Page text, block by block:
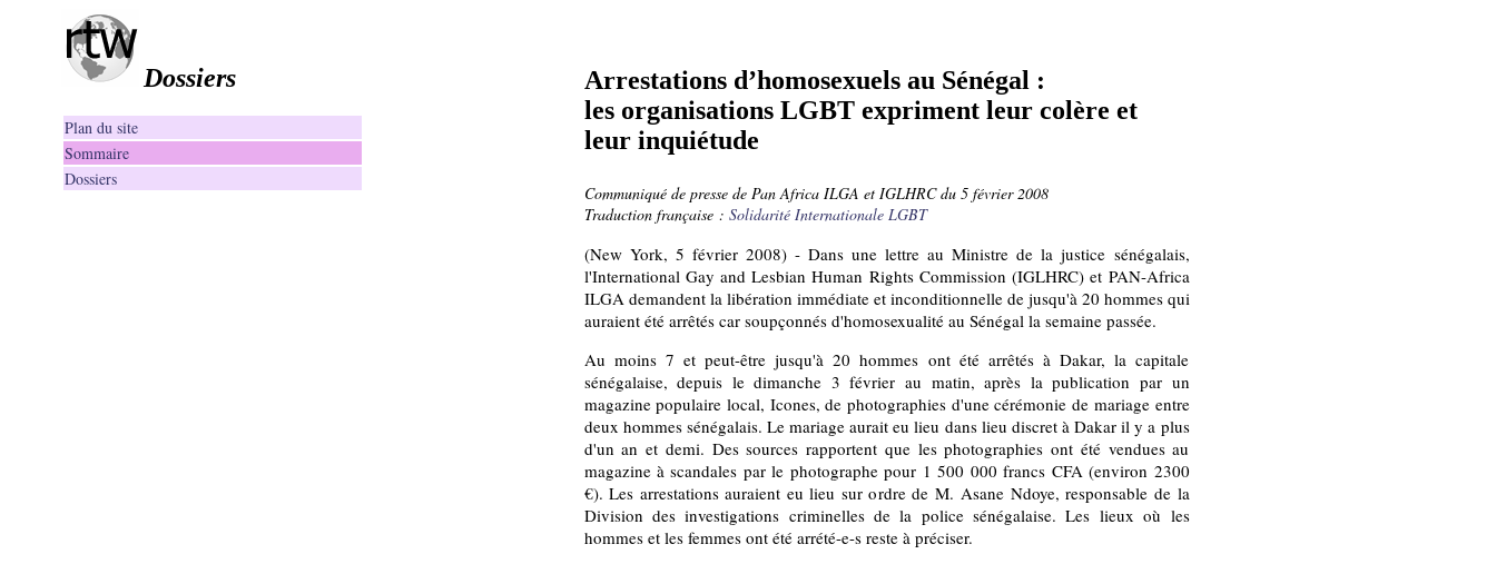
Dossiers
Plan du site
Sommaire
Dossiers
Arrestations d’homosexuels au Sénégal :
les organisations LGBT expriment leur colère et
leur inquiétude
Communiqué de presse de Pan Africa ILGA et IGLHRC du 5 février 2008
Traduction française : Solidarité Internationale LGBT
(New York, 5 février 2008) - Dans une lettre au Ministre de la justice sénégalais,
l'International Gay and Lesbian Human Rights Commission (IGLHRC) et PAN-Africa
ILGA demandent la libération immédiate et inconditionnelle de jusqu'à 20 hommes qui
auraient été arrêtés car soupçonnés d'homosexualité au Sénégal la semaine passée.
Au moins 7 et peut-être jusqu'à 20 hommes ont été arrêtés à Dakar, la capitale
sénégalaise, depuis le dimanche 3 février au matin, après la publication par un
magazine populaire local, Icones, de photographies d'une cérémonie de mariage entre
deux hommes sénégalais. Le mariage aurait eu lieu dans lieu discret à Dakar il y a plus
d'un an et demi. Des sources rapportent que les photographies ont été vendues au
magazine à scandales par le photographe pour 1 500 000 francs CFA (environ 2300
€). Les arrestations auraient eu lieu sur ordre de M. Asane Ndoye, responsable de la
Division des investigations criminelles de la police sénégalaise. Les lieux où les
hommes et les femmes ont été arrété-e-s reste à préciser.